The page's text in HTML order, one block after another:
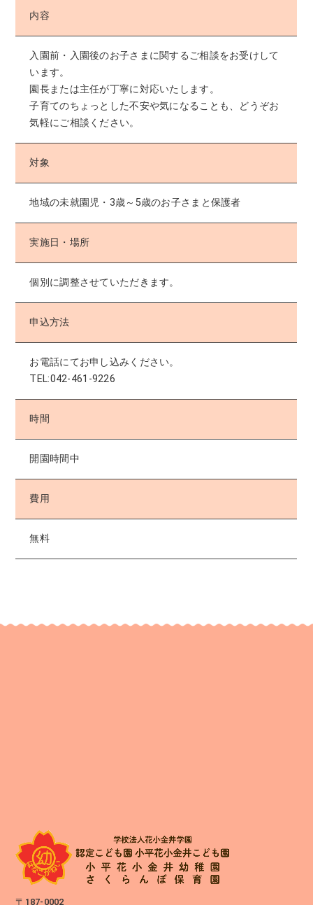
内容
入園前・入園後のお子さまに関するご相談をお受けして
います。
園長または主任が丁寧に対応いたします。
子育てのちょっとした不安や気になることも、どうぞお
気軽にご相談ください。
対象
地域の未就園児・3歳～5歳のお子さまと保護者
実施日・場所
個別に調整させていただきます。
申込方法
お電話にてお申し込みください。
TEL:042-461-9226
時間
開園時間中
費用
無料
〒187-0002